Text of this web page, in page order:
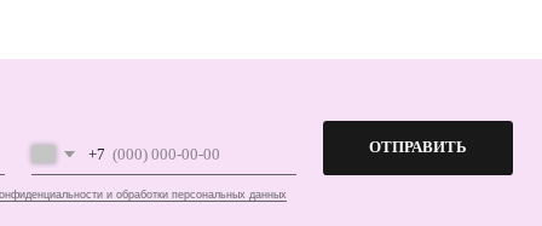
Г. МОСКВА, ДЕРБЕНЕВСКАЯ
НАБЕРЕЖНАЯ, Д. 7, СТР. 2